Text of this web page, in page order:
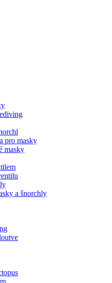
pro masky
masky
a šnorchly